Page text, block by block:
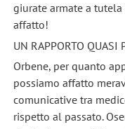
giurate armate a tutela
affatto!
UN RAPPORTO QUASI
Orbene, per quanto
possiamo affatto
comunicative tra
rispetto al passato.